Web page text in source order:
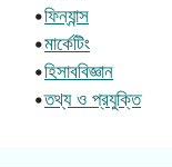
•ফিন্যান্স
•মার্কেটিং
•হিসাববিজ্ঞান
•তথ্য ও প্রযুক্তি